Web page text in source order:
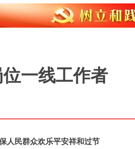
一线工作者
人民群众欢乐平安祥和过节